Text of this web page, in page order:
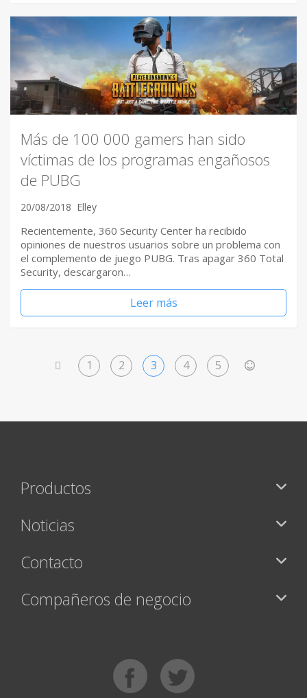
Más de 100 000 gamers han sido
víctimas de los programas engañosos
de PUBG
20/08/2018 Elley
Recientemente, 360 Security Center ha recibido
opiniones de nuestros usuarios sobre un problema con
el complemento de juego PUBG. Tras apagar 360 Total
Security, descargaron…
Leer más
1 2 3 4 5
Productos
Noticias
Contacto
Compañeros de negocio